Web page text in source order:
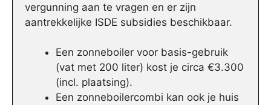
vergunning aan te vragen en er zijn
aantrekkelijke ISDE subsidies beschikbaar.
Een zonneboiler voor basis-gebruik
(vat met 200 liter) kost je circa €3.300
(incl. plaatsing).
Een zonneboilercombi kan ook je huis